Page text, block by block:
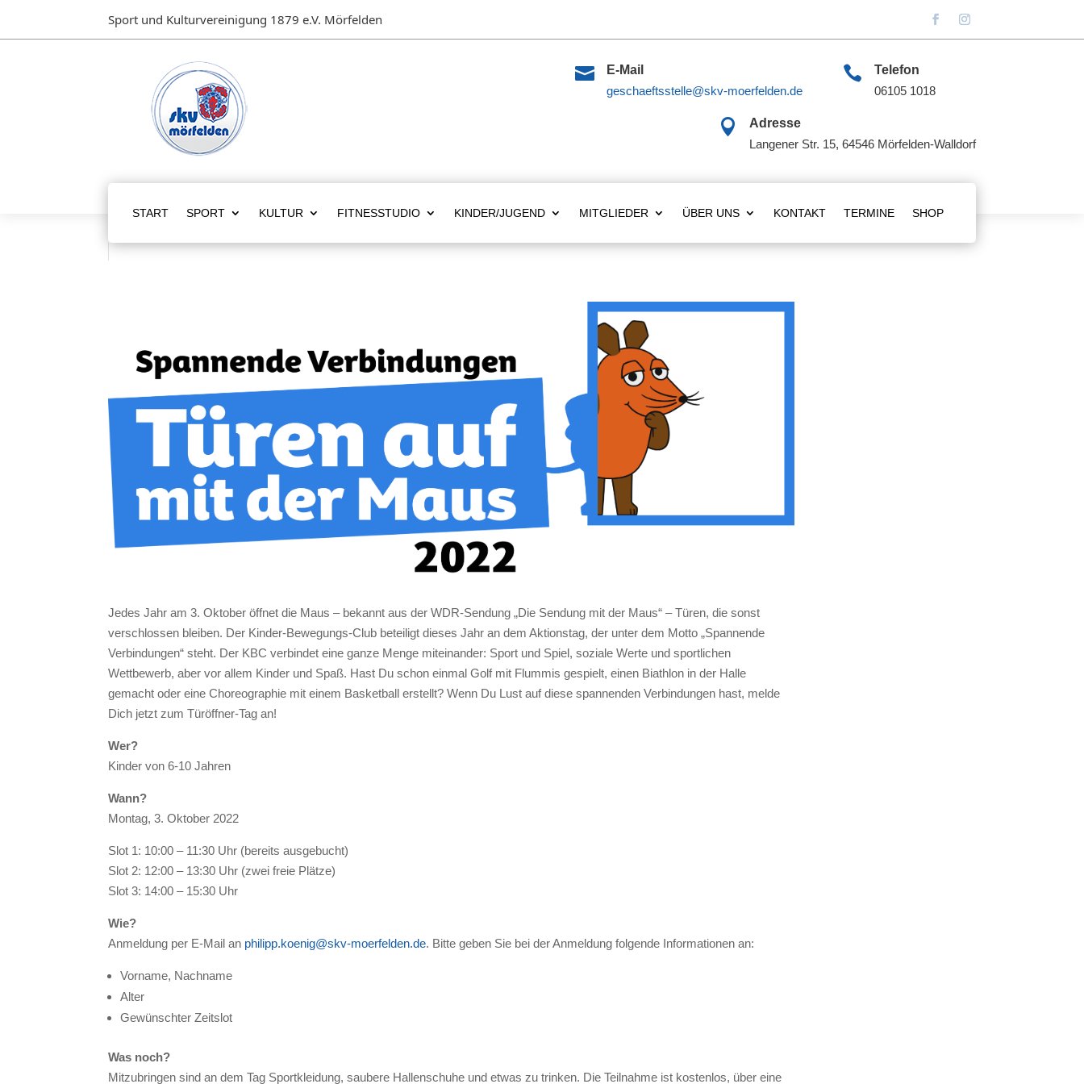
Sport und Kulturvereinigung 1879 e.V. Mörfelden

E-Mail
geschaeftsstelle@skv-moerfelden.de

Telefon
06105 1018

Adresse
Langener Str. 15, 64546 Mörfelden-Walldorf
START SPORT KULTUR FITNESSTUDIO KINDER/JUGEND MITGLIEDER ÜBER UNS KONTAKT TERMINE SHOP
Jedes Jahr am 3. Oktober öffnet die Maus – bekannt aus der WDR-Sendung „Die Sendung mit der Maus“ – Türen, die sonst
verschlossen bleiben. Der Kinder-Bewegungs-Club beteiligt dieses Jahr an dem Aktionstag, der unter dem Motto „Spannende
Verbindungen“ steht. Der KBC verbindet eine ganze Menge miteinander: Sport und Spiel, soziale Werte und sportlichen
Wettbewerb, aber vor allem Kinder und Spaß. Hast Du schon einmal Golf mit Flummis gespielt, einen Biathlon in der Halle
gemacht oder eine Choreographie mit einem Basketball erstellt? Wenn Du Lust auf diese spannenden Verbindungen hast, melde
Dich jetzt zum Türöffner-Tag an!
Wer?
Kinder von 6-10 Jahren
Wann?
Montag, 3. Oktober 2022
Slot 1: 10:00 – 11:30 Uhr (bereits ausgebucht)
Slot 2: 12:00 – 13:30 Uhr (zwei freie Plätze)
Slot 3: 14:00 – 15:30 Uhr
Wie?
Anmeldung per E-Mail an philipp.koenig@skv-moerfelden.de. Bitte geben Sie bei der Anmeldung folgende Informationen an:
Vorname, Nachname
Alter
Gewünschter Zeitslot
Was noch?
Mitzubringen sind an dem Tag Sportkleidung, saubere Hallenschuhe und etwas zu trinken. Die Teilnahme ist kostenlos, über eine